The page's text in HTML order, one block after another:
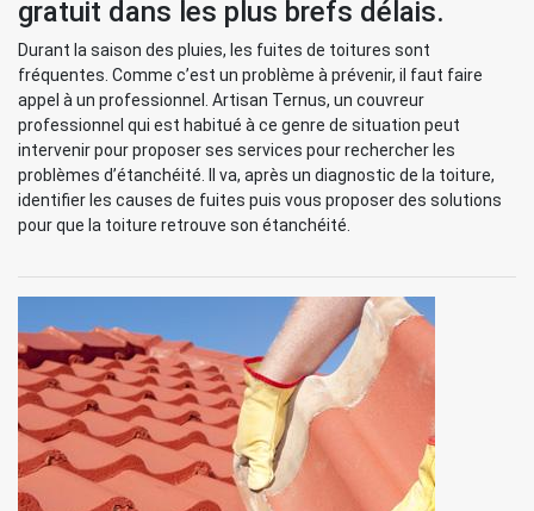
gratuit dans les plus brefs délais.
Durant la saison des pluies, les fuites de toitures sont
fréquentes. Comme c’est un problème à prévenir, il faut faire
appel à un professionnel. Artisan Ternus, un couvreur
professionnel qui est habitué à ce genre de situation peut
intervenir pour proposer ses services pour rechercher les
problèmes d’étanchéité. Il va, après un diagnostic de la toiture,
identifier les causes de fuites puis vous proposer des solutions
pour que la toiture retrouve son étanchéité.